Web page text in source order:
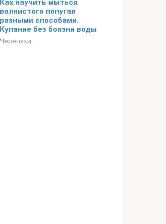
Как научить мыться
волнистого попугая
разными способами.
Купание без боязни воды
Черепахи